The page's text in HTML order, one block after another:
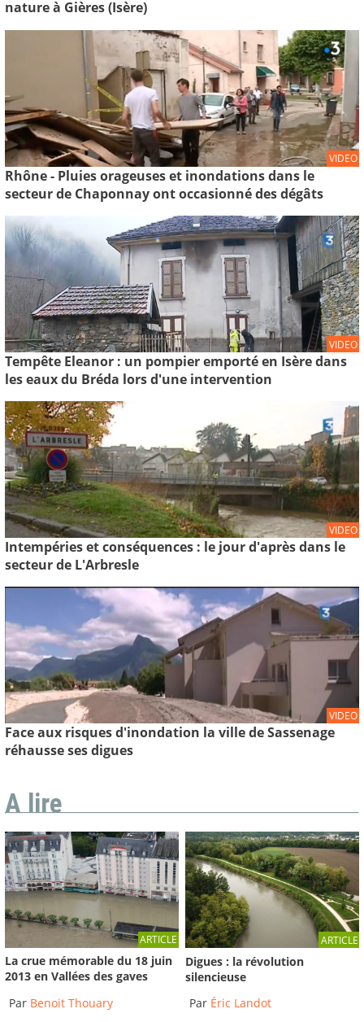
nature à Gières (Isère)
VIDEO
Rhône - Pluies orageuses et inondations dans le
secteur de Chaponnay ont occasionné des dégâts
VIDEO
Tempête Eleanor : un pompier emporté en Isère dans
les eaux du Bréda lors d'une intervention
VIDEO
Intempéries et conséquences : le jour d'après dans le
secteur de L'Arbresle
VIDEO
Face aux risques d'inondation la ville de Sassenage
réhausse ses digues
A lire
ARTICLE
La crue mémorable du 18 juin
2013 en Vallées des gaves
Par Benoit Thouary
ARTICLE
Digues : la révolution
silencieuse
Par Éric Landot